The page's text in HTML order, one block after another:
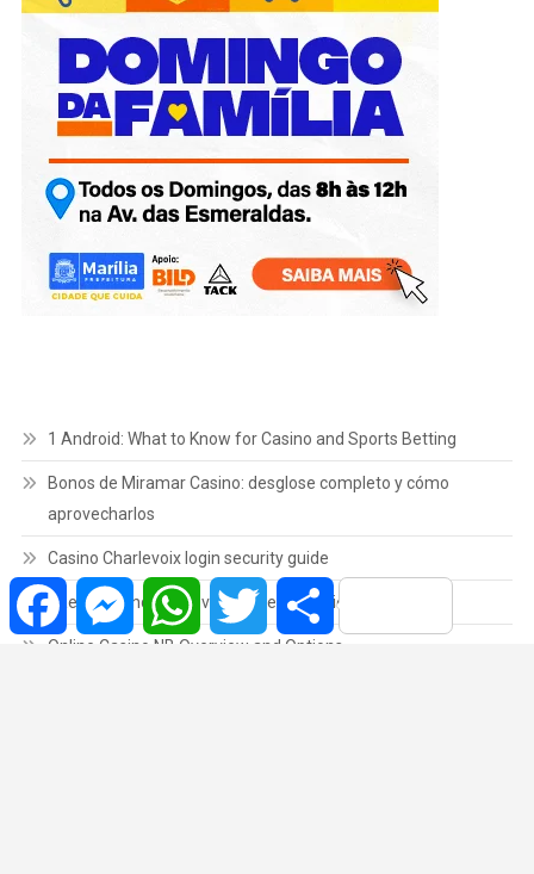
1 Android: What to Know for Casino and Sports Betting
Bonos de Miramar Casino: desglose completo y cómo
aprovecharlos
Casino Charlevoix login security guide
Caesars Windsor Giovanni’s Gems Review Overview
Online Casino NB Overview and Options
FacebookMessengerWhatsAppTwitter Share